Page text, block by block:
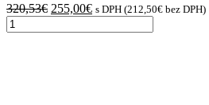
balkónové
dvere
320,53€ Pôvodná
bola:
255,00€Aktuálna
je:
s DPH (212,50€ bez DPH)
množstvo
800x2400mm